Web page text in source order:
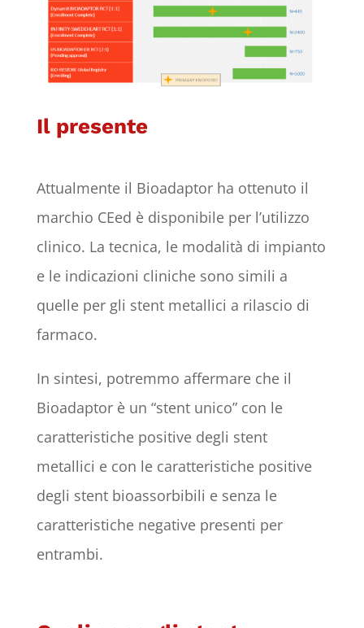
Il presente
Attualmente il Bioadaptor ha ottenuto il
marchio CEed è disponibile per l’utilizzo
clinico. La tecnica, le modalità di impianto
e le indicazioni cliniche sono simili a
quelle per gli stent metallici a rilascio di
farmaco.
In sintesi, potremmo affermare che il
Bioadaptor è un “stent unico” con le
caratteristiche positive degli stent
metallici e con le caratteristiche positive
degli stent bioassorbibili e senza le
caratteristiche negative presenti per
entrambi.